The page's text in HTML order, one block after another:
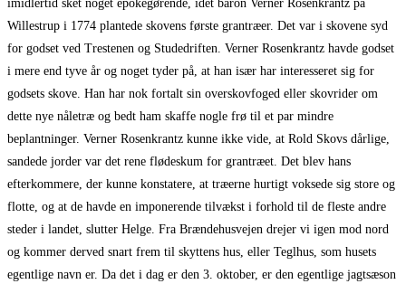
imidlertid sket noget epokegørende, idet baron Verner Rosenkrantz på
Willestrup i 1774 plantede skovens første grantræer. Det var i skovene syd
for godset ved Trestenen og Studedriften. Verner Rosenkrantz havde godset
i mere end tyve år og noget tyder på, at han især har interesseret sig for
godsets skove. Han har nok fortalt sin overskovfoged eller skovrider om
dette nye nåletræ og bedt ham skaffe nogle frø til et par mindre
beplantninger. Verner Rosenkrantz kunne ikke vide, at Rold Skovs dårlige,
sandede jorder var det rene flødeskum for grantræet. Det blev hans
efterkommere, der kunne konstatere, at træerne hurtigt voksede sig store og
flotte, og at de havde en imponerende tilvækst i forhold til de fleste andre
steder i landet, slutter Helge. Fra Brændehusvejen drejer vi igen mod nord
og kommer derved snart frem til skyttens hus, eller Teglhus, som husets
egentlige navn er. Da det i dag er den 3. oktober, er den egentlige jagtsæson